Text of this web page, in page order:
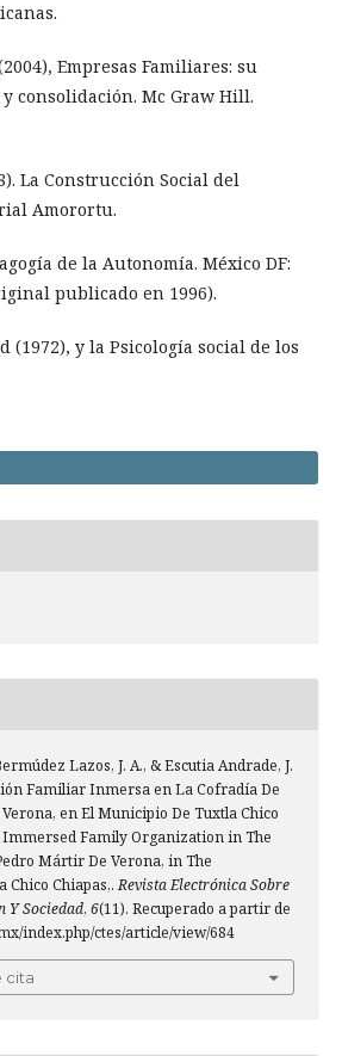
Empresas Familiares: su
consolidación. Mc Graw Hill.
La Construcción Social del
Amorortu.
de la Autonomía. México DF:
publicado en 1996).
(1972), y la Psicología social de los
Lazos, J. A., & Escutia Andrade, J.
Familiar Inmersa en La Cofradía De
en El Municipio De Tuxtla Chico
Immersed Family Organization in The
Mártir De Verona, in The
Chico Chiapas,.Revista Electrónica Sobre
Y Sociedad, 6(11). Recuperado a partir de
index.php/ctes/article/view/684
cita